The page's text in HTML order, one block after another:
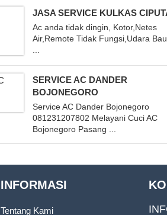
JASA SERVICE KULKAS
Ac anda tidak dingin, Kotor,Netes
Air,Remote Tidak Fungsi,Udara
SERVICE AC DANDER
BOJONEGORO
Service AC Dander Bojonegoro
081231207802 Melayani Cuci AC
Bojonegoro Pasang ...
INFORMASI
Tentang Kami